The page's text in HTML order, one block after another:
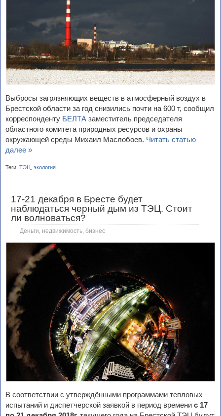
Выбросы загрязняющих веществ в атмосферный воздух в
Брестской области за год снизились почти на 600 т, сообщил
корреспонденту БЕЛТА заместитель председателя
областного комитета природных ресурсов и охраны
окружающей среды Михаил Маслобоев. Читать статью
далее »
Теги: ТЭЦ экология
17-21 декабря в Бресте будет
наблюдаться черный дым из ТЭЦ. Стоит
ли волноваться?
Деньги, недвижимость, бизнес
В соответствии с утверждёнными программами тепловых
испытаний и диспетчерской заявкой в период времени с 17